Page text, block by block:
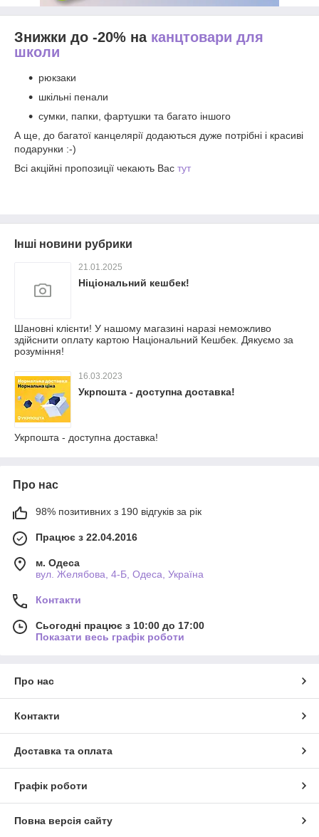
Знижки до -20% на канцтовари для
школи
рюкзаки
шкільні пенали
сумки, папки, фартушки та багато іншого
А ще, до багатої канцелярії додаються дуже потрібні і красиві
подарунки :-)
Всі акційні пропозиції чекають Вас тут
Інші новини рубрики
21.01.2025
Ніціональний кешбек!
Шановні клієнти! У нашому магазині наразі неможливо
здійснити оплату картою Національний Кешбек. Дякуємо за
розуміння!
16.03.2023
Укрпошта - доступна доставка!
Укрпошта - доступна доставка!
Про нас
98% позитивних з 190 відгуків за рік
Працює з 22.04.2016
м. Одеса
вул. Желябова, 4-Б, Одеса, Україна
Контакти
Сьогодні працює з 10:00 до 17:00
Показати весь графік роботи
Про нас
Контакти
Доставка та оплата
Графік роботи
Повна версія сайту